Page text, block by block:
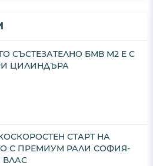
СЪСТЕЗАТЕЛНО БМВ М2 Е С
ЦИЛИНДЪРА
СТАРТ НА
С ПРЕМИУМ РАЛИ СОФИЯ-
ВЛАС